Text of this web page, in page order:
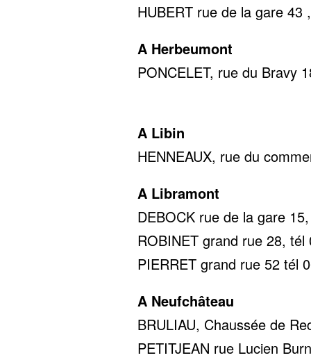
HUBERT rue de la gare 43
A Herbeumont
PONCELET, rue du Bravy
A Libin
HENNEAUX, rue du
A Libramont
DEBOCK rue de la gare
ROBINET grand rue 28, tél
PIERRET grand rue 52 tél
A Neufchâteau
BRULIAU, Chaussée de
PETITJEAN rue Lucien